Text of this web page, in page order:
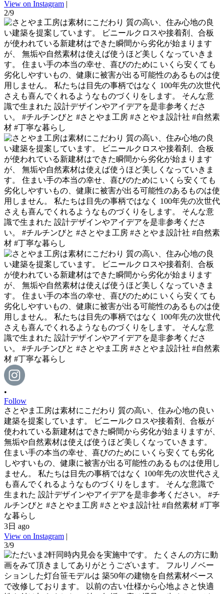
View on Instagram |
2/9
•
Follow
さとやま工房は素材にこだわり 質の高い、住み心地の良い
建築を提案しています。 ビニールクロスや接着剤、合板が
使われている新建材はできた瞬間から劣化が始まりますが、
無垢や自然素材は使えば使うほど美しくなっていきます。
住まい手の本当の幸せ、喜びのために いくら安くても劣化
しやすいもの、健康に被害が出る可能性のあるものは使用し
ません。 私たちは目先の事柄ではなく 100年先の次世代さえ
も喜んでくれるようなものづくりをします。 そんな意識で
生まれた 設計デザインやアイデアを是非参考ください。 #チ
ルチンびと #さとやま工房 #さとやま設計社 #自然素材 #丁寧
な暮らし
3日 ago
View on Instagram |
3/9